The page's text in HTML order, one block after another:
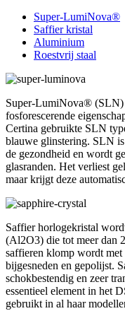
Super-LumiNova®
Saffier kristal
Aluminium
Roestvrij staal
Super-LumiNova® (SLN)
fosforescerende
Certina gebruikte SLN
blauwe glinstering. SLN
de gezondheid en wordt
glasranden. Het verliest
maar krijgt deze
Saffier horlogekristal
(Al2O3) die tot meer dan
saffieren klomp wordt met
bijgesneden en gepolijst.
schokbestendig en zeer
essentieel element in het
gebruikt in al haar